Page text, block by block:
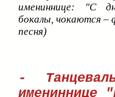
имениннице:
"С
бокалы, чокаются –
песня)
-
имениннице